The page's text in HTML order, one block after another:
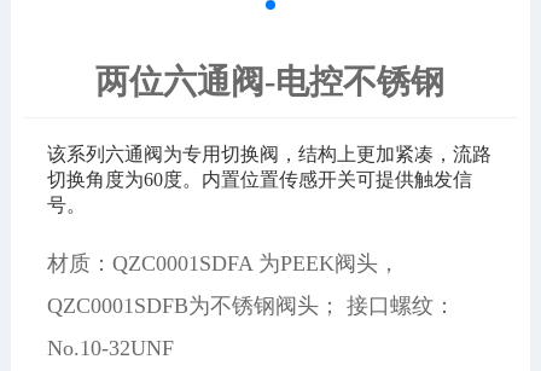
两位六通阀-电控不锈钢
该系列六通阀为专用切换阀，结构上更加紧凑，流路
切换角度为60度。内置位置传感开关可提供触发信
号。
材质：QZC0001SDFA 为PEEK阀头，
QZC0001SDFB为不锈钢阀头； 接口螺纹：
No.10-32UNF